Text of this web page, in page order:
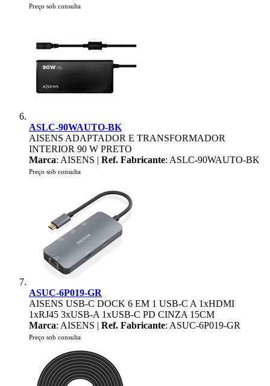
Preço sob consulta
ASLC-90WAUTO-BK
AISENS ADAPTADOR E TRANSFORMADOR
INTERIOR 90 W PRETO
Marca: AISENS | Ref. Fabricante: ASLC-90WAUTO-BK
Preço sob consulta
ASUC-6P019-GR
AISENS USB-C DOCK 6 EM 1 USB-C A 1xHDMI
1xRJ45 3xUSB-A 1xUSB-C PD CINZA 15CM
Marca: AISENS | Ref. Fabricante: ASUC-6P019-GR
Preço sob consulta